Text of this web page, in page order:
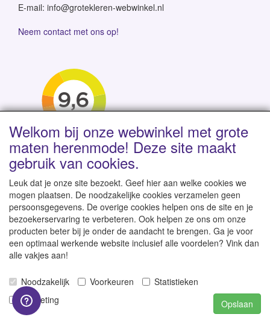
E-mail: info@grotekleren-webwinkel.nl
Neem contact met ons op!
Levertijd 1-2 werkdagen | Vanaf € 95 gratis verzending
binnen NL | Direct leverbaar uit eigen voorraad
© 2007-2026
Alle rechten
voorbehouden - Prijzen zijn inclusief 21% BTW
Welkom bij onze webwinkel met grote
maten herenmode! Deze site maakt
gebruik van cookies.
Leuk dat je onze site bezoekt. Geef hier aan welke cookies we
mogen plaatsen. De noodzakelijke cookies verzamelen geen
persoonsgegevens. De overige cookies helpen ons de site en je
bezoekerservaring te verbeteren. Ook helpen ze ons om onze
producten beter bij je onder de aandacht te brengen. Ga je voor
een optimaal werkende website inclusief alle voordelen? Vink dan
alle vakjes aan!
Noodzakelijk Voorkeuren
Statistieken
Marketing
Opslaan